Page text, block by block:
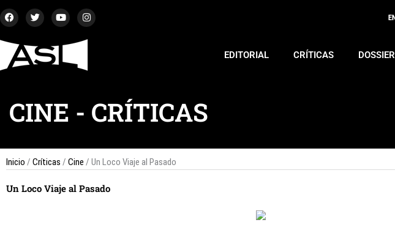
al
F
a
c
o
o
T
w
i
t
e
r
Y
o
u
u
I
n
s
t
EDITORIAL CRÍTICAS DOSSIER
CINE - CRÍTICAS
Inicio / Críticas / Cine / Un Loco Viaje al Pasado
Un Loco Viaje al Pasado